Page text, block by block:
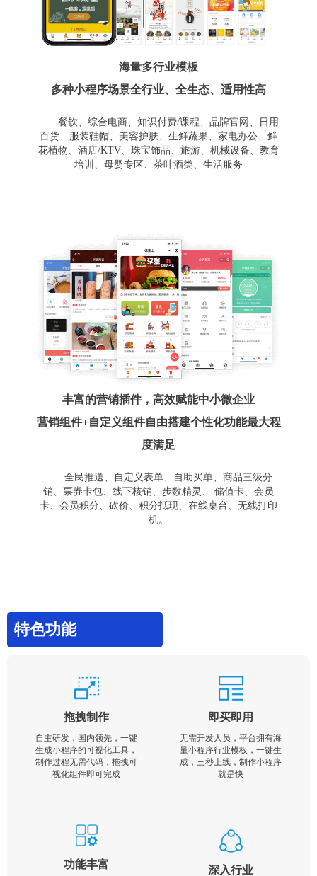
海量多行业模板
多种小程序场景全行业、全生态、适用性高
餐饮、综合电商、知识付费/课程、品牌官网、日用
百货、服装鞋帽、美容护肤、生鲜蔬果、家电办公、鲜
花植物、酒店/KTV、珠宝饰品、旅游、机械设备、教育
培训、母婴专区、茶叶酒类、生活服务
丰富的营销插件，高效赋能中小微企业
营销组件+自定义组件自由搭建个性化功能最大程
度满足
全民推送、自定义表单、自助买单、商品三级分
销、票券卡包、线下核销、步数精灵、 储值卡、会员
卡、会员积分、砍价、积分抵现、在线桌台、无线打印
机。
特色功能
拖拽制作
自主研发，国内领先，一键
生成小程序的可视化工具，
制作过程无需代码，拖拽可
视化组件即可完成
即买即用
无需开发人员，平台拥有海
量小程序行业模板，一键生
成，三秒上线，制作小程序
就是快
功能丰富 深入行业